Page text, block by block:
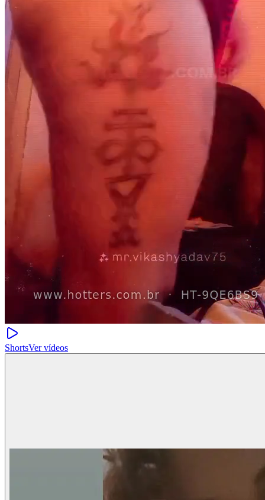
ShortsVer vídeos